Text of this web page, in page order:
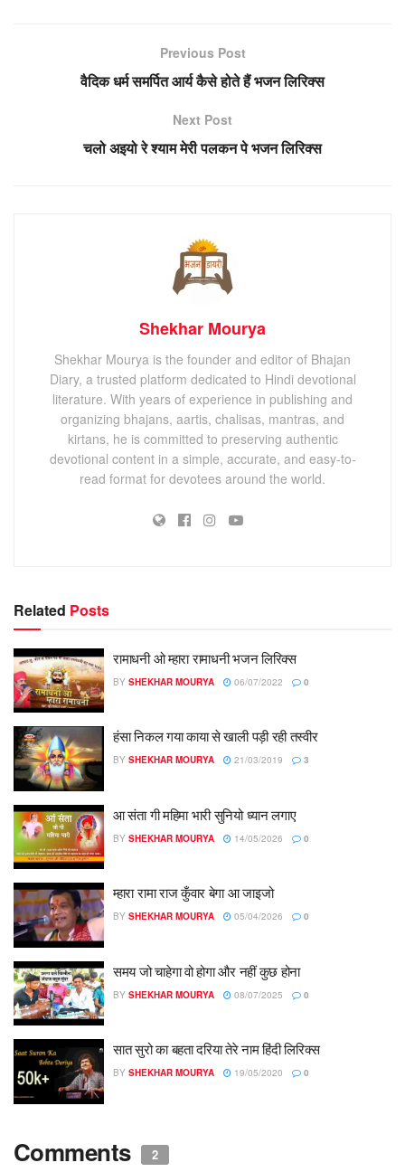
Previous Post
वैदिक धर्म समर्पित आर्य कैसे होते हैं भजन लिरिक्स
Next Post
चलो अइयो रे श्याम मेरी पलकन पे भजन लिरिक्स
Shekhar Mourya
Shekhar Mourya is the founder and editor of Bhajan
Diary, a trusted platform dedicated to Hindi devotional
literature. With years of experience in publishing and
organizing bhajans, aartis, chalisas, mantras, and
kirtans, he is committed to preserving authentic
devotional content in a simple, accurate, and easy-to-
read format for devotees around the world.
Related Posts
रामाधनी ओ म्हारा रामाधनी भजन लिरिक्स
BY SHEKHAR MOURYA 06/07/2022 0
हंसा निकल गया काया से खाली पड़ी रही तस्वीर
BY SHEKHAR MOURYA 21/03/2019 3
आ संता गी महिमा भारी सुनियो ध्यान लगाए
BY SHEKHAR MOURYA 14/05/2026 0
म्हारा रामा राज कुँवार बेगा आ जाइजो
BY SHEKHAR MOURYA 05/04/2026 0
समय जो चाहेगा वो होगा और नहीं कुछ होना
BY SHEKHAR MOURYA 08/07/2025 0
सात सुरो का बहता दरिया तेरे नाम हिंदी लिरिक्स
BY SHEKHAR MOURYA 19/05/2020 0
Comments 2